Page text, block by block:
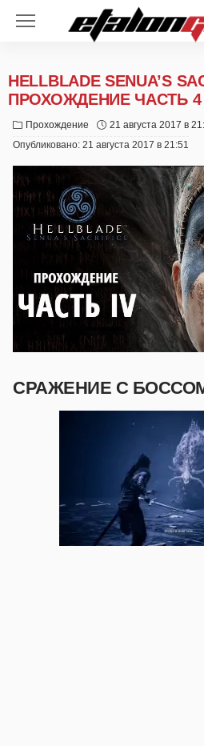
HELLBLADE SENUA’S
ПРОХОЖДЕНИЕ ЧАСТЬ 4
Прохождение
21 августа 2017 в
Опубликовано: 21 августа 2017 в 21:51
СРАЖЕНИЕ С